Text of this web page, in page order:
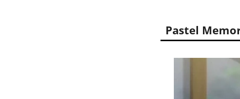
Pastel